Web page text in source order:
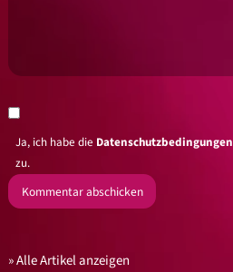
Ja, ich habe die Datenschutzbedingungen
zu.
Alle Artikel anzeigen